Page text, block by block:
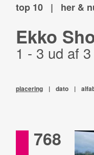
top 10 | her &
Ekko
1 - 3 ud af
placering | dato |
768